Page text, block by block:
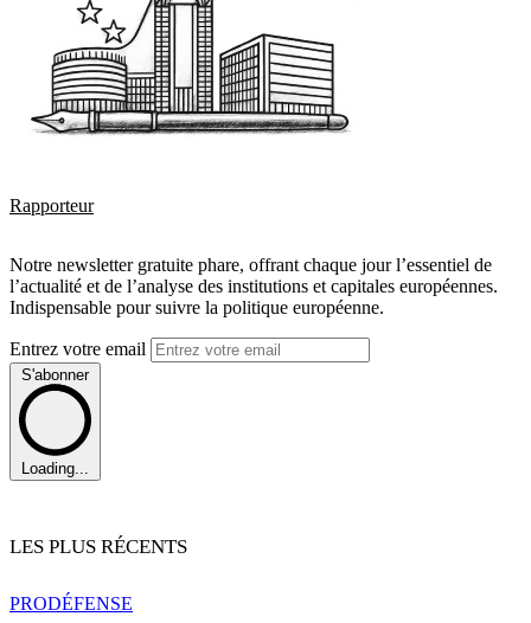
Rapporteur
Notre newsletter gratuite phare, offrant chaque jour l’essentiel de
l’actualité et de l’analyse des institutions et capitales européennes.
Indispensable pour suivre la politique européenne.
Entrez votre email
S'abonner
Loading...
LES PLUS RÉCENTS
PRODÉFENSE